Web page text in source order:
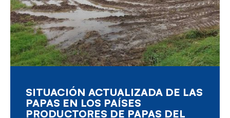
SITUACIÓN ACTUALIZADA DE LAS
PAPAS EN LOS PAÍSES
PRODUCTORES DE PAPAS DEL